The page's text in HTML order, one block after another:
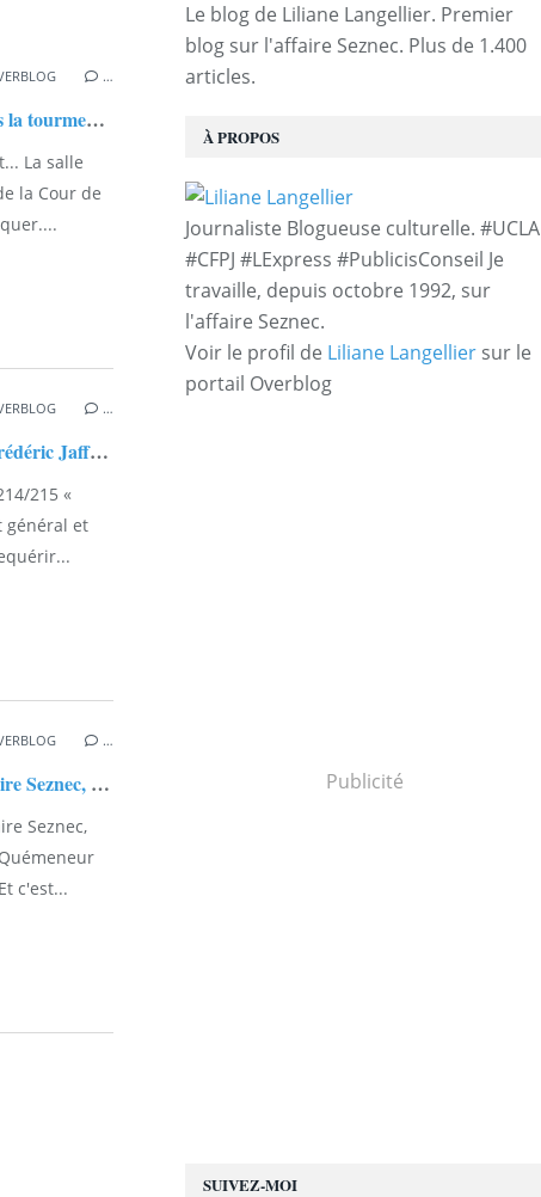
FABRIQUE DE L'AFFAIRE"
…
Bruno Cotte. Un sage dans la tourmente médiatique de l'affaire Seznec...
La salle
la Cour de
…
Affaire Seznec. Me Yves Frédéric Jaffré pages 214/215...
215 «
général et
TALABARDON…
Pour le centenaire de l'affaire Seznec, les descendants de Pierre Quémeneur sortent enfin de l'ombre...
Seznec,
c'est...
SUIVEZ-MOI
Le blog de Liliane Langellier. Premier
blog sur l'affaire Seznec. Plus de 1.400
articles.
À PROPOS
Journaliste Blogueuse culturelle. #UCLA
#CFPJ #LExpress #PublicisConseil Je
travaille, depuis octobre 1992, sur
l'affaire Seznec.
Voir le profil de Liliane Langellier sur le
portail Overblog
Publicité